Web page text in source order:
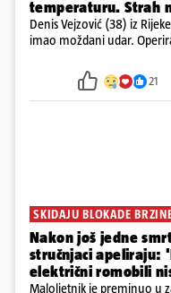
temperaturu. Strah
Denis Vejzović (38) iz
imao moždani udar.
tamošnji liječnici ne
21
SKIDAJU BLOKADE
Nakon još jedne
stručnjaci apeliraju:
električni romobili
Maloljetnik je preminuo u